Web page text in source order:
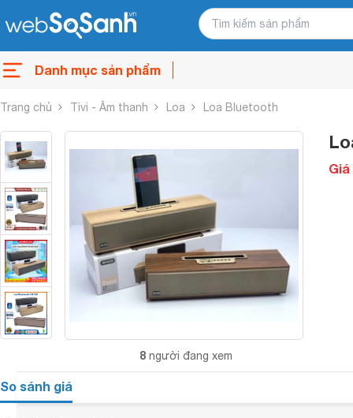
Danh mục sản phẩm
Trang chủ Tivi - Âm thanh Loa Loa Bluetooth
8 người đang xem
So sánh giá